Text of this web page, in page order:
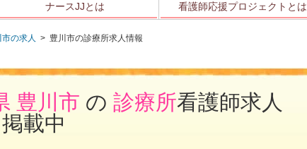
ナースJJとは 看護師応援プロジェクトとは
の求人 > 豊川市の診療所求人情報
豊川市 の 診療所看護師求人
載中